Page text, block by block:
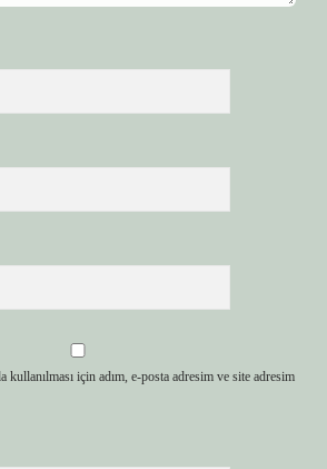
kullanılması için adım, e-posta adresim ve site adresim